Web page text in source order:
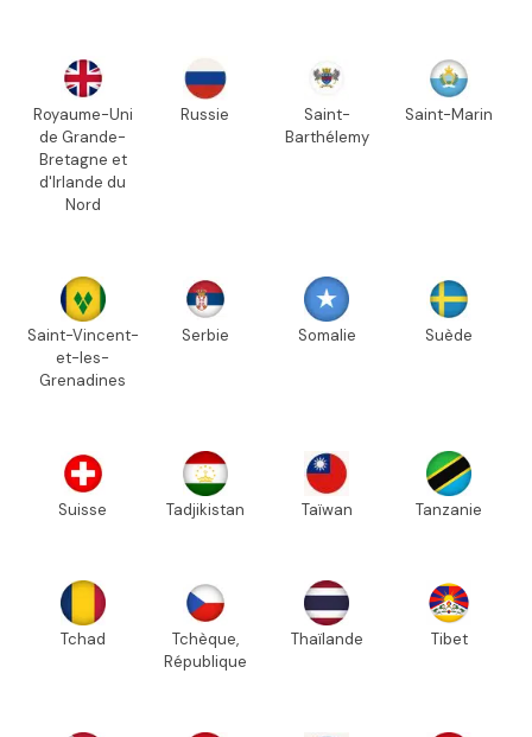
Royaume-Uni
de Grande-
Bretagne et
d'Irlande du
Nord
Russie
Saint-
Barthélemy
Saint-Marin
Saint-Vincent-
et-les-
Grenadines
Serbie Somalie Suède
Suisse Tadjikistan Taïwan Tanzanie
Tchad
Tchèque,
République
Thaïlande Tibet